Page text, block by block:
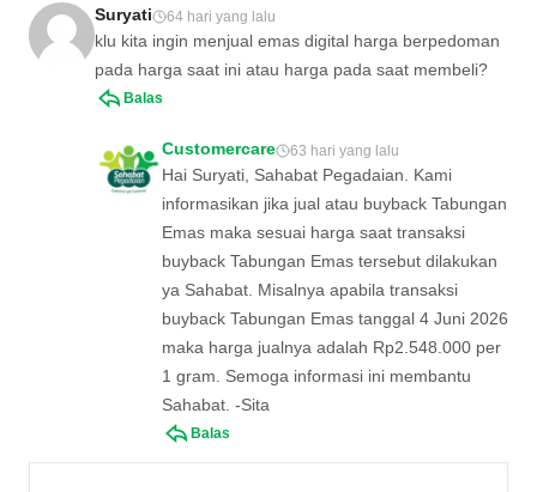
Suryati 64 hari yang lalu
klu kita ingin menjual emas digital harga berpedoman
pada harga saat ini atau harga pada saat membeli?
Balas
Customercare 63 hari yang lalu
Hai Suryati, Sahabat Pegadaian. Kami
informasikan jika jual atau buyback Tabungan
Emas maka sesuai harga saat transaksi
buyback Tabungan Emas tersebut dilakukan
ya Sahabat. Misalnya apabila transaksi
buyback Tabungan Emas tanggal 4 Juni 2026
maka harga jualnya adalah Rp2.548.000 per
1 gram. Semoga informasi ini membantu
Sahabat. -Sita
Balas